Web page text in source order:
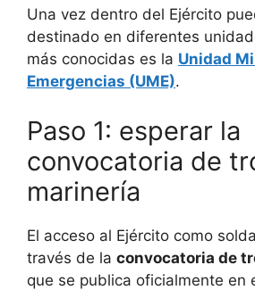
Una vez dentro del Ejército
destinado en diferentes
más conocidas es la Unidad
Emergencias (UME).
Paso 1: esperar la
convocatoria de
marinería
El acceso al Ejército como
través de la convocatoria de
que se publica oficialmente en